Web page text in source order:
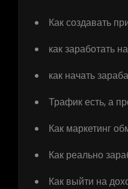
Как создавать
как заработать
как начать
Трафик есть, а
Как маркетинг
Как реально
Как выйти на